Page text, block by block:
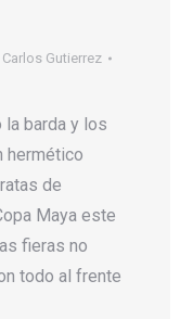
Gutierrez
barda y los
hermético
de
Maya este
fieras no
todo al frente